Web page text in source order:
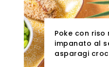
Poke con riso
impanato al
asparagi